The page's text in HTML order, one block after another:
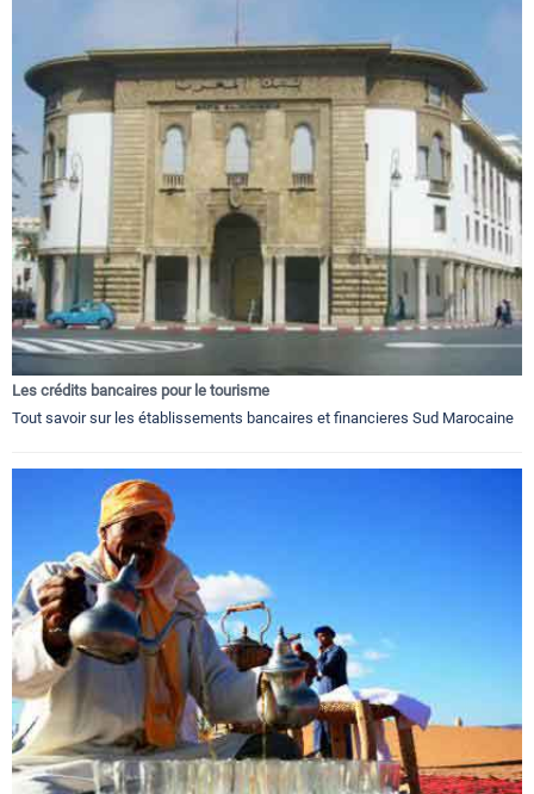
Les crédits bancaires pour le tourisme
Tout savoir sur les établissements bancaires et financieres Sud Marocaine